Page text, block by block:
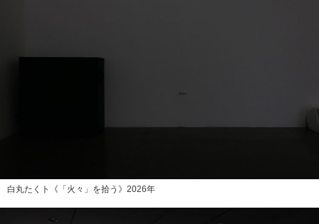
白丸たくト《「火々」を拾う》2026年